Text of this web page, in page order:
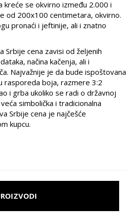
kreće se okvirno između 2.000 i
od 200x100 centimetara, okvirno.
pronaći i jeftinije, ali i znatno
Srbije cena zavisi od željenih
načina kačenja, ali i
Najvažnije je da bude ispoštovana
rasporeda boja, razmere 3:2
i grba ukoliko se radi o državnoj
simbolička i tradicionalna
Srbije cena je najčešće
kupcu.